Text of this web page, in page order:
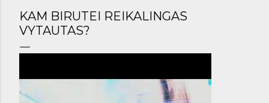
KAM BIRUTEI REIKALINGAS
VYTAUTAS?